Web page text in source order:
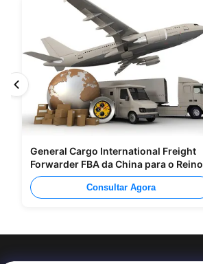
General Cargo International Freight
Forwarder FBA da China para o Reino
Unido Itália Portugal
Consultar Agora